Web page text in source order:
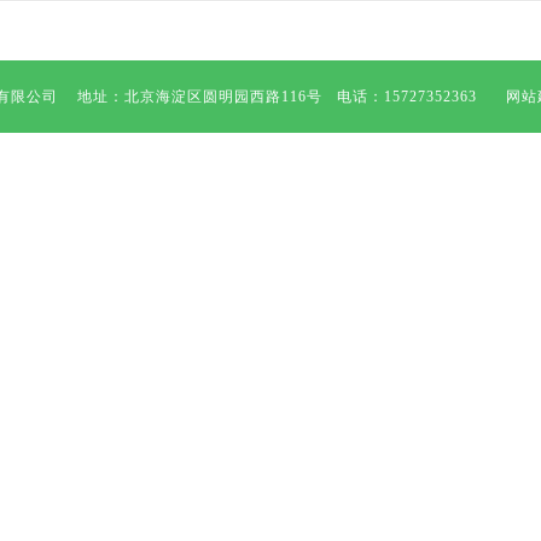
限公司 地址：北京海淀区圆明园西路116号 电话：15727352363 网站